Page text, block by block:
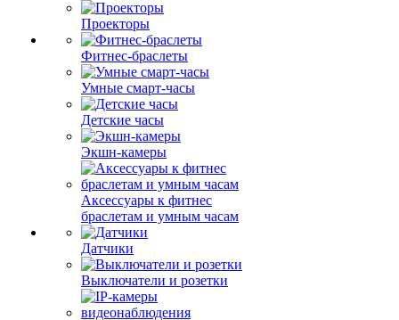
Проекторы
Фитнес-браслеты
Умные смарт-часы
Детские часы
Экшн-камеры
Аксессуары к фитнес
браслетам и умным часам
Датчики
Выключатели и розетки